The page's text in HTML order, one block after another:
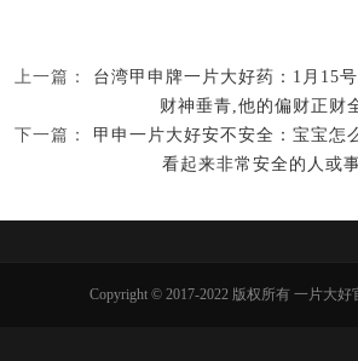
上一篇： 台湾甲申牌一片大好药：1月15
财神垂青,他的偏财正财
下一篇： 甲申一片大好安不安全：宝宝怎
看起来非常安全的人或
Copyright © 2017-2022 版权所有 一片大